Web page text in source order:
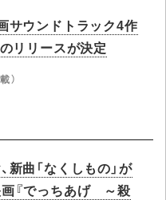
サウンドトラック4作
リリースが決定
）
新曲「なくしもの」が
『でっちあげ ～殺